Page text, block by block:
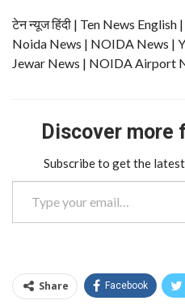
टेन न्यूज हिंदी | Ten News
Noida News | NOIDA News |
Jewar News | NOIDA Airport
Discover more
Subscribe to get the
Type your email…
Share Facebook